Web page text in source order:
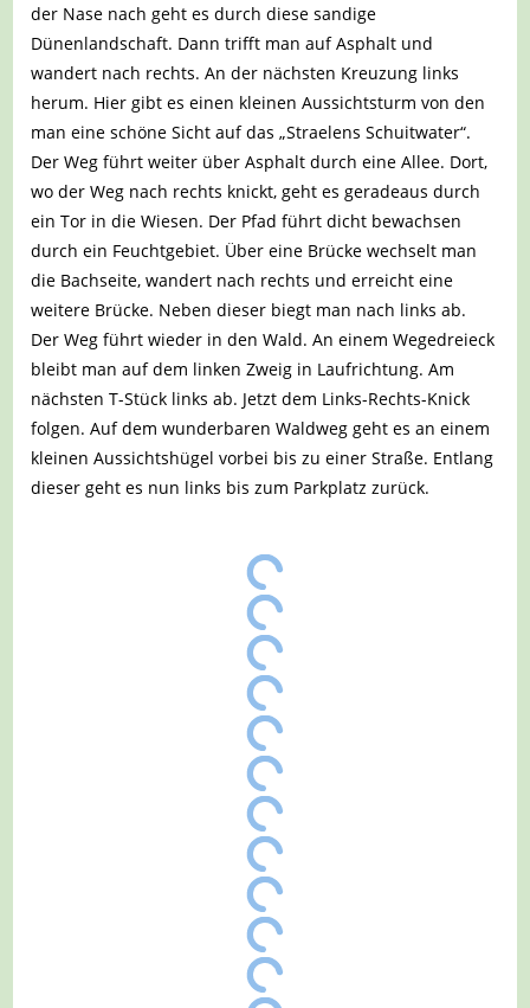
der Nase nach geht es durch diese sandige
Dünenlandschaft. Dann trifft man auf Asphalt und
wandert nach rechts. An der nächsten Kreuzung links
herum. Hier gibt es einen kleinen Aussichtsturm von den
man eine schöne Sicht auf das „Straelens Schuitwater“.
Der Weg führt weiter über Asphalt durch eine Allee. Dort,
wo der Weg nach rechts knickt, geht es geradeaus durch
ein Tor in die Wiesen. Der Pfad führt dicht bewachsen
durch ein Feuchtgebiet. Über eine Brücke wechselt man
die Bachseite, wandert nach rechts und erreicht eine
weitere Brücke. Neben dieser biegt man nach links ab.
Der Weg führt wieder in den Wald. An einem Wegedreieck
bleibt man auf dem linken Zweig in Laufrichtung. Am
nächsten T-Stück links ab. Jetzt dem Links-Rechts-Knick
folgen. Auf dem wunderbaren Waldweg geht es an einem
kleinen Aussichtshügel vorbei bis zu einer Straße. Entlang
dieser geht es nun links bis zum Parkplatz zurück.